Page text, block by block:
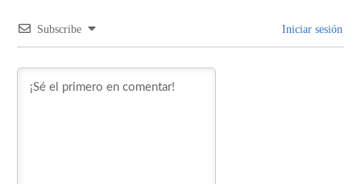
Subscribe Iniciar sesión